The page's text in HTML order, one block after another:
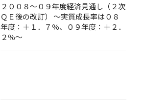
２００８～０９年度経済見通し（２次
ＱＥ後の改訂） ～実質成長率は０８
年度：＋１．７％、０９年度：＋２．
２％～